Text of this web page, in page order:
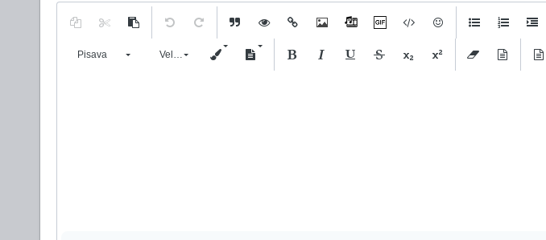
Pisava Velikost